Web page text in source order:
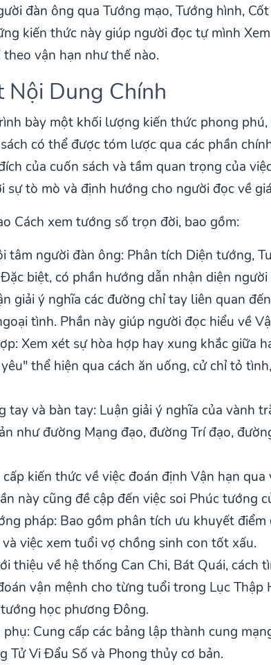
đàn ông qua Tướng mạo, Tướng hình,
kiến thức này giúp người đọc tự mình
vận hạn như thế nào.
Nội Dung Chính
bày một khối lượng kiến thức phong
có thể được tóm lược qua các phần
của cuốn sách và tầm quan trọng của
sự tò mò và định hướng cho người đọc về
Cách xem tướng số trọn đời, bao gồm:
tâm người đàn ông: Phân tích Diện tướng,
biệt, có phần hướng dẫn nhận diện
giải ý nghĩa các đường chỉ tay liên quan
tình. Phần này giúp người đọc hiểu về
Xem xét sự hòa hợp hay xung khắc giữa
thể hiện qua cách ăn uống, cử chỉ tỏ
tay và bàn tay: Luận giải ý nghĩa của vành
như đường Mạng đạo, đường Trí đạo,
kiến thức về việc đoán định Vận hạn
này cũng đề cập đến việc soi Phúc tướng
pháp: Bao gồm phân tích ưu khuyết
việc xem tuổi vợ chồng sinh con tốt xấu.
thiệu về hệ thống Can Chi, Bát Quái, cách
vận mệnh cho từng tuổi trong Lục Thập
học phương Đông.
Cung cấp các bảng lập thành cung
Tử Vi Đẩu Số và Phong thủy cơ bản.